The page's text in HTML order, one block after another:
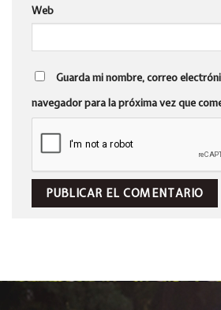
Web
Guarda mi nombre, correo
navegador para la próxima vez que